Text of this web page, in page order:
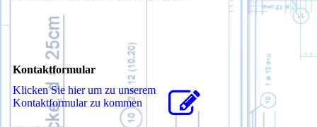
Kontaktformular
Klicken Sie hier um zu unserem
Kon­takt­for­mu­lar zu kommen